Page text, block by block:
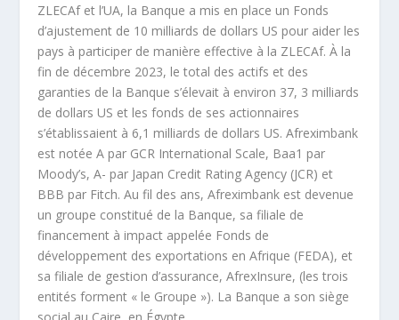
ZLECAf et l’UA, la Banque a mis en place un Fonds
d’ajustement de 10 milliards de dollars US pour aider les
pays à participer de manière effective à la ZLECAf. À la
fin de décembre 2023, le total des actifs et des
garanties de la Banque s’élevait à environ 37, 3 milliards
de dollars US et les fonds de ses actionnaires
s’établissaient à 6,1 milliards de dollars US. Afreximbank
est notée A par GCR International Scale, Baa1 par
Moody’s, A- par Japan Credit Rating Agency (JCR) et
BBB par Fitch. Au fil des ans, Afreximbank est devenue
un groupe constitué de la Banque, sa filiale de
financement à impact appelée Fonds de
développement des exportations en Afrique (FEDA), et
sa filiale de gestion d’assurance, AfrexInsure, (les trois
entités forment « le Groupe »). La Banque a son siège